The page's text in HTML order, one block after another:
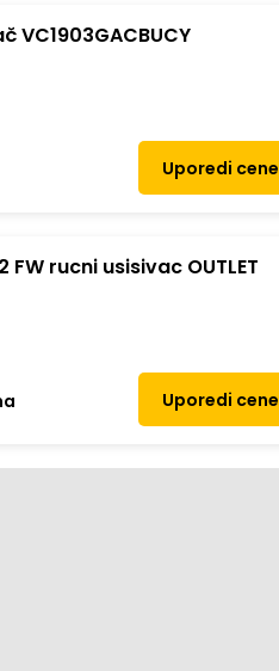
VC1903GACBUCY
Uporedi cene
FW rucni usisivac OUTLET
Uporedi cene